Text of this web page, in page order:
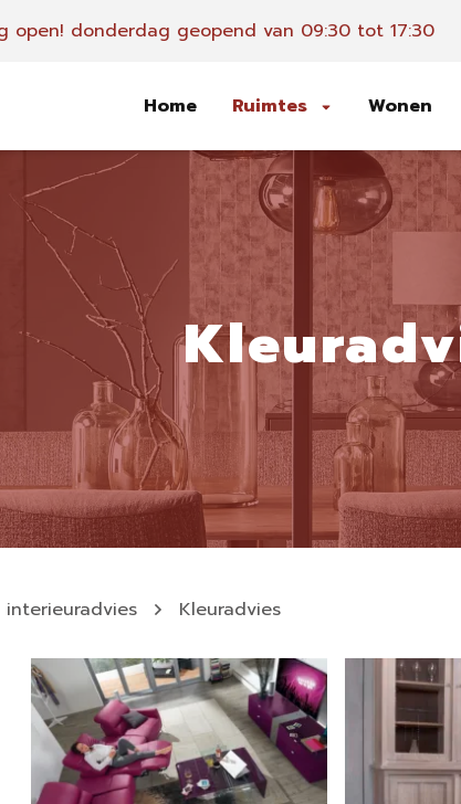
open! donderdag geopend van 09:30 tot 17:30
Home Ruimtes Wonen
interieuradvies Kleuradvies